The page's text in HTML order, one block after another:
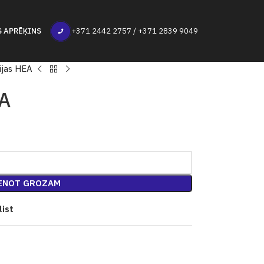
+371 2442 2757 / +371 2839 9049
HEA
GROZAM